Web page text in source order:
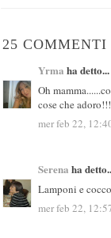
25 COMMENTI
Yrma ha detto...
Oh
cose che
mer feb 22,
Serena ha
Lamponi e
mer feb 22,